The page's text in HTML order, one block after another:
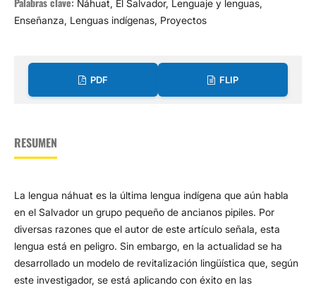
Náhuat, El Salvador, Lenguaje y lenguas,
Enseñanza, Lenguas indígenas, Proyectos
PDF FLIP
RESUMEN
La lengua náhuat es la última lengua indígena que aún habla
en el Salvador un grupo pequeño de ancianos pipiles. Por
diversas razones que el autor de este artículo señala, esta
lengua está en peligro. Sin embargo, en la actualidad se ha
desarrollado un modelo de revitalización lingüística que, según
este investigador, se está aplicando con éxito en las